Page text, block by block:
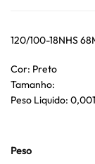
120/100-18NHS
Cor: Preto
Tamanho:
Peso Liquido: 0,001
Peso